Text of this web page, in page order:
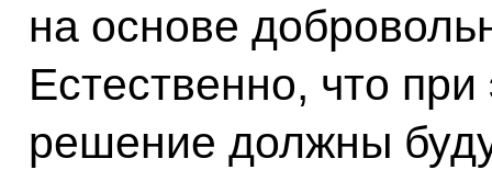
на основе
Естественно, что
решение должны